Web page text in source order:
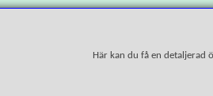
Här kan du få en detaljerad